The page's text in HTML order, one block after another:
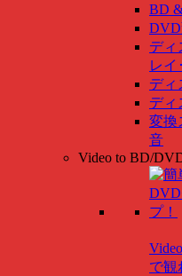
BD
ディ
レ
ディ
ディ
変換
音
Video to BD/
で観